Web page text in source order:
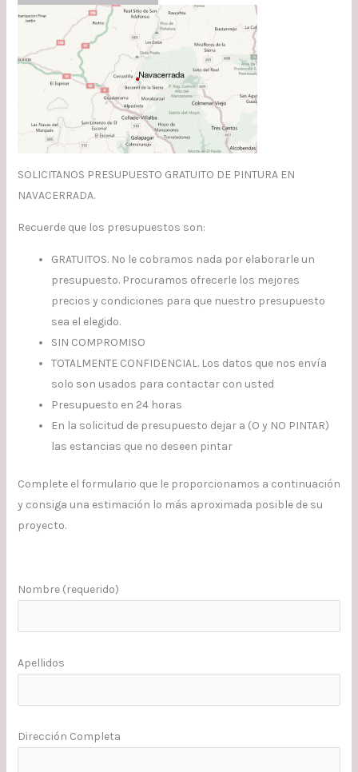
SOLICITANOS PRESUPUESTO GRATUITO DE PINTURA EN
NAVACERRADA.
Recuerde que los presupuestos son:
GRATUITOS. No le cobramos nada por elaborarle un
presupuesto. Procuramos ofrecerle los mejores
precios y condiciones para que nuestro presupuesto
sea el elegido.
SIN COMPROMISO
TOTALMENTE CONFIDENCIAL. Los datos que nos envía
solo son usados para contactar con usted
Presupuesto en 24 horas
En la solicitud de presupuesto dejar a (O y NO PINTAR)
las estancias que no deseen pintar
Complete el formulario que le proporcionamos a continuación
y consiga una estimación lo más aproximada posible de su
proyecto.
Nombre (requerido)
Apellidos
Dirección Completa